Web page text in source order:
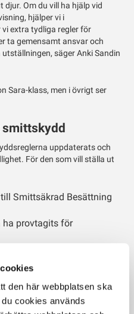
den här webbplatsen ska
cookies används
Om du vill ha hjälp vid
hjälper vi i
extra tydliga regler för
ta gemensamt ansvar och
säger Anki Sandin
Sara-klass, men i övrigt ser
uppdaterats och
För den som vill ställa ut
Smittsäkrad Besättning
ha provtagits för
tillsammans tagit fram
för celltal.